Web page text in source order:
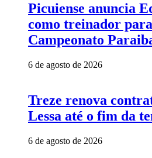
Picuiense anuncia
como treinador
Campeonato
6 de agosto de 2026
Treze renova
Lessa até o fim da
6 de agosto de 2026